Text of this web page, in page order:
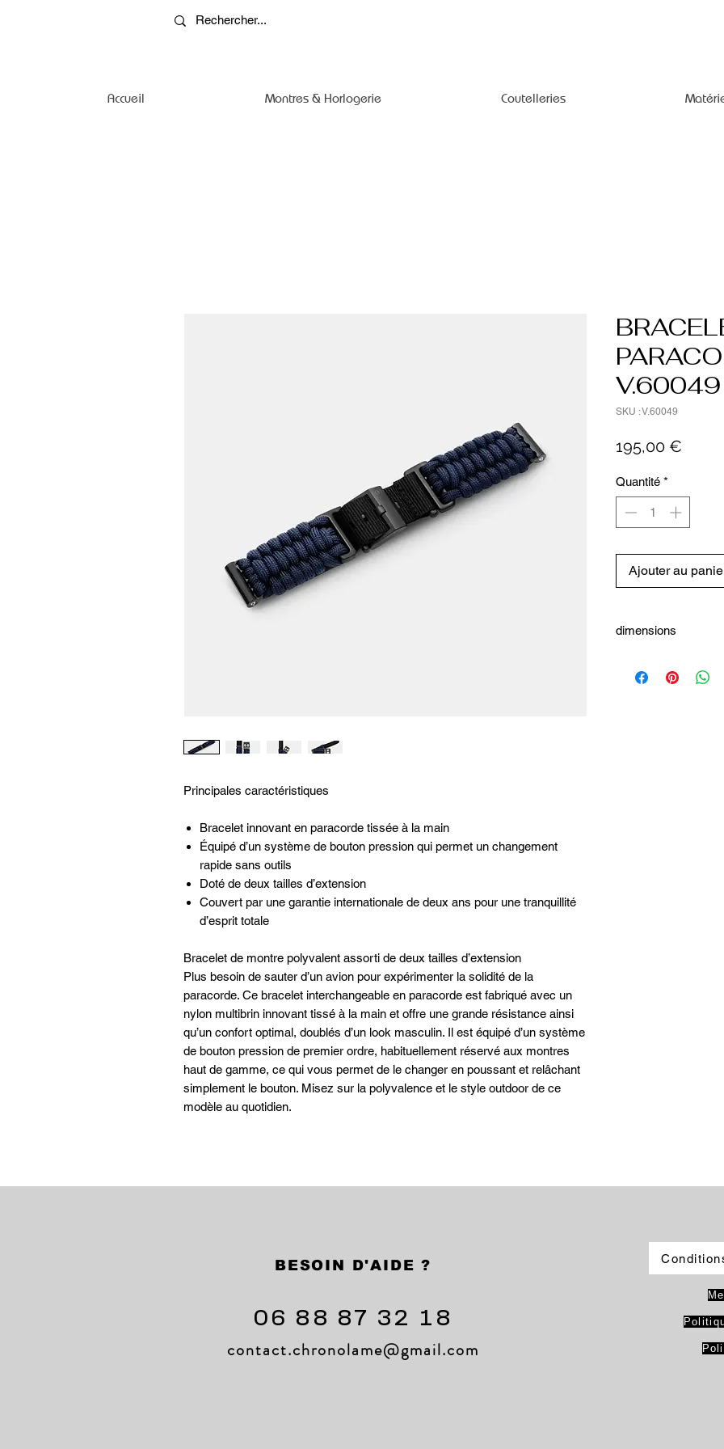
Accueil Montres & Horlogerie Coutelleries
Principales caractéristiques
Bracelet innovant en paracorde tissée à la main
Équipé d’un système de bouton pression qui permet un changement
rapide sans outils
Doté de deux tailles d’extension
Couvert par une garantie internationale de deux ans pour une tranquillité
d’esprit totale
Bracelet de montre polyvalent assorti de deux tailles d’extension
Plus besoin de sauter d’un avion pour expérimenter la solidité de la
paracorde. Ce bracelet interchangeable en paracorde est fabriqué avec un
nylon multibrin innovant tissé à la main et offre une grande résistance ainsi
qu’un confort optimal, doublés d’un look masculin. Il est équipé d’un système
de bouton pression de premier ordre, habituellement réservé aux montres
haut de gamme, ce qui vous permet de le changer en poussant et relâchant
simplement le bouton. Misez sur la polyvalence et le style outdoor de ce
modèle au quotidien.
V.60049
SKU : V.60049
195,00 €
Quantité *
Ajouter au
dimensions
Poids: 36 g
BESOIN D'AIDE ?
06 88 87 32 18
contact.chronolame@gmail.com